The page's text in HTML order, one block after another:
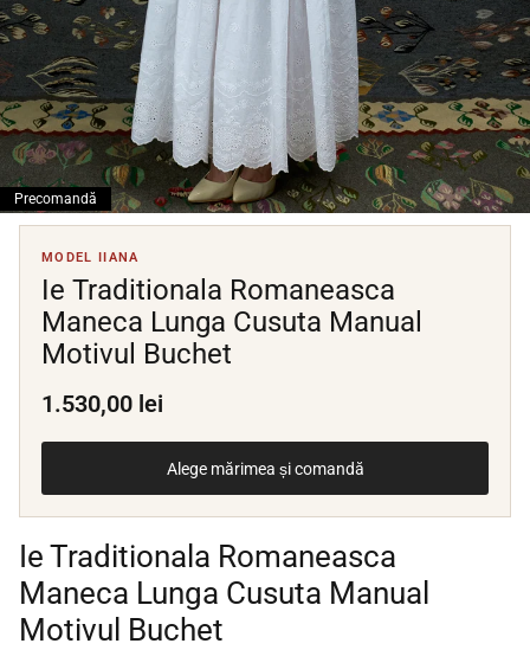
Precomandă
MODEL IIANA
Ie Traditionala Romaneasca
Maneca Lunga Cusuta Manual
Motivul Buchet
1.530,00 lei
Alege mărimea și comandă
Ie Traditionala Romaneasca
Maneca Lunga Cusuta Manual
Motivul Buchet